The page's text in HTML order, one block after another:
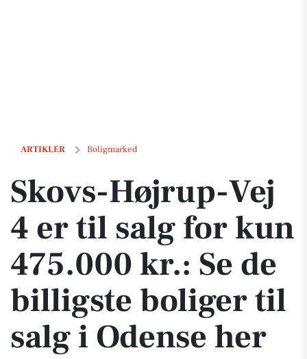
ARTIKLER Boligmarked
Skovs-Højrup-Vej 4 er til salg for kun 475.000 kr.: Se de billigste
Skovs-Højrup-Vej
4 er til salg for kun
475.000 kr.: Se de
billigste boliger til
salg i Odense her